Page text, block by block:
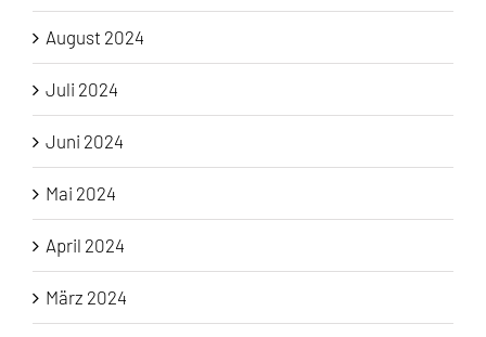
August 2024
Juli 2024
Juni 2024
Mai 2024
April 2024
März 2024